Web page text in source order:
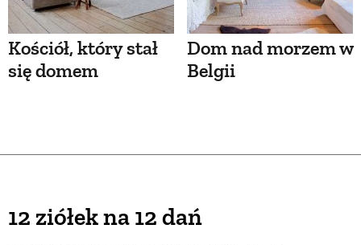
Kościół, który stał
się domem
Dom nad morzem w
Belgii
12 ziółek na 12 dań